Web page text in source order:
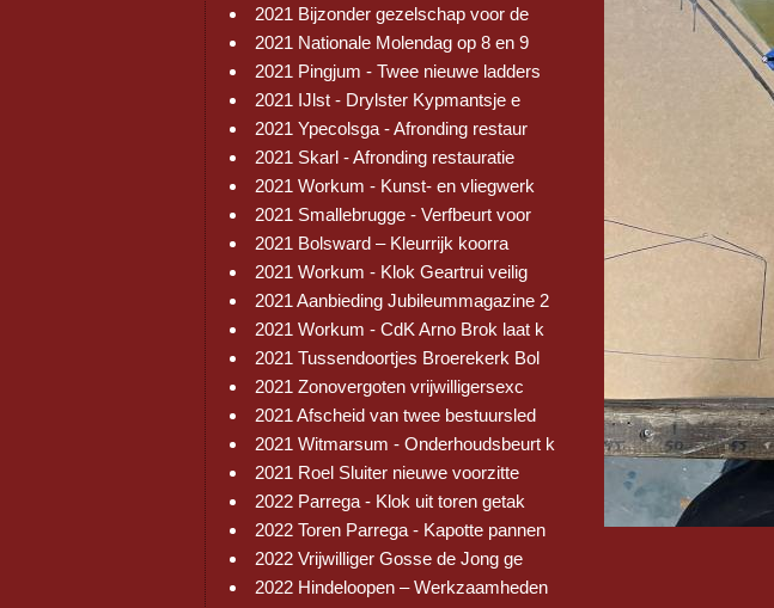
2021 Bijzonder gezelschap voor de
2021 Nationale Molendag op 8 en 9
2021 Pingjum - Twee nieuwe ladders
2021 IJlst - Drylster Kypmantsje e
2021 Ypecolsga - Afronding restaur
2021 Skarl - Afronding restauratie
2021 Workum - Kunst- en vliegwerk
2021 Smallebrugge - Verfbeurt voor
2021 Bolsward – Kleurrijk koorra
2021 Workum - Klok Geartrui veilig
2021 Aanbieding Jubileummagazine 2
2021 Workum - CdK Arno Brok laat k
2021 Tussendoortjes Broerekerk Bol
2021 Zonovergoten vrijwilligersexc
2021 Afscheid van twee bestuursled
2021 Witmarsum - Onderhoudsbeurt k
2021 Roel Sluiter nieuwe voorzitte
2022 Parrega - Klok uit toren getak
2022 Toren Parrega - Kapotte pannen
2022 Vrijwilliger Gosse de Jong ge
2022 Hindeloopen – Werkzaamheden